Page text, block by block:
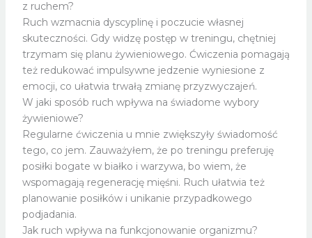
z ruchem?
Ruch wzmacnia dyscyplinę i poczucie własnej
skuteczności. Gdy widzę postęp w treningu, chętniej
trzymam się planu żywieniowego. Ćwiczenia pomagają
też redukować impulsywne jedzenie wyniesione z
emocji, co ułatwia trwałą zmianę przyzwyczajeń.
W jaki sposób ruch wpływa na świadome wybory
żywieniowe?
Regularne ćwiczenia u mnie zwiększyły świadomość
tego, co jem. Zauważyłem, że po treningu preferuję
posiłki bogate w białko i warzywa, bo wiem, że
wspomagają regenerację mięśni. Ruch ułatwia też
planowanie posiłków i unikanie przypadkowego
podjadania.
Jak ruch wpływa na funkcjonowanie organizmu?